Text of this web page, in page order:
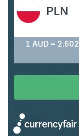
PLN
1 AUD =